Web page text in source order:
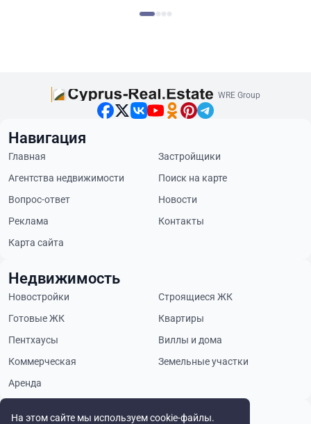
На этом сайте мы используем cookie-файлы.
WRE Group
Будьте в курсе
Навигация
Главная
Застройщики
Агентства недвижимости
Поиск на карте
Вопрос-ответ
Новости
Реклама
Контакты
Карта сайта
Недвижимость
Новостройки
Строящиеся ЖК
Готовые ЖК
Квартиры
Пентхаусы
Виллы и дома
Коммерческая
Земельные участки
Аренда